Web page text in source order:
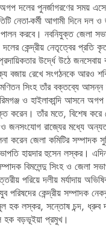
দলের পুনর্জাগরণের সময়
নেতা-কর্মী আগামী দিনে দল
করবে। নবনিযুক্ত জেলা
কেন্দ্রীয় নেতৃত্বের প্রতি
উর্দ্ধে উঠে
বজায় রেখে সংগঠনকে আরও
সিংহ তাঁর বক্তব্যে আসন্ন
ও হাইলাকান্দি আসনে অগপ
করেন। তাঁর মতে, বিশেষ করে
জনসংযোগ রাজ্যের মধ্যে
করেন জেলা কমিটির সম্পাদক
হায়দার হুসেন লস্কর।
বিমলেন্দু সিংহ ও জেলা
পরিয়ে দলীয় মর্যাদায়
পরিষদের কেন্দ্রীয় সম্পাদক
হক লস্কর, সন্তোষ চন্দ, ধ্রুব
হক বড়ভূইয়া প্রমুখ।